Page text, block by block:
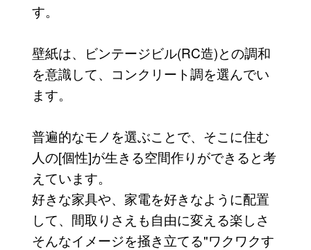
す。
壁紙は、ビンテージビル(RC造)との調和
を意識して、コンクリート調を選んでい
ます。
普遍的なモノを選ぶことで、そこに住む
人の[個性]が生きる空間作りができると考
えています。
好きな家具や、家電を好きなように配置
して、間取りさえも自由に変える楽しさ
そんなイメージを掻き立てる"ワクワクす